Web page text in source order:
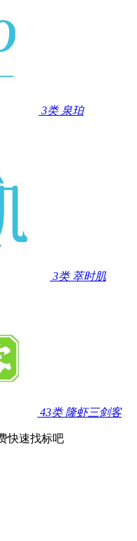
3类 泉珀
3类 萃时肌
43类 隆虾三剑客
快速找标吧